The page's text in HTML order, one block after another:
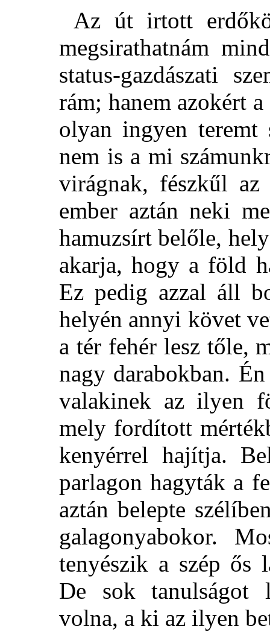
Az út irtott
megsirathatnám
status-gazdászati
rám; hanem azokért
olyan ingyen
nem is a mi
virágnak, fészkűl az
ember aztán neki
hamuzsírt belőle,
akarja, hogy a föld
Ez pedig azzal áll
helyén annyi követ
a tér fehér lesz tőle,
nagy darabokban.
valakinek az ilyen
mely fordított
kenyérrel hajítja.
parlagon hagyták a
aztán belepte
galagonyabokor.
tenyészik a szép ős
De sok tanulságot
volna, a ki az ilyen